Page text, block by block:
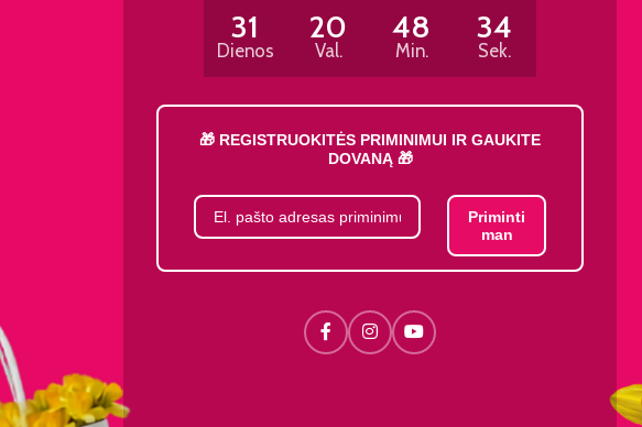
31
Dienos
20
Val.
48
Min.
34
Sek.
🎁 REGISTRUOKITĖS PRIMINIMUI IR GAUKITE
DOVANĄ 🎁
Priminti
man